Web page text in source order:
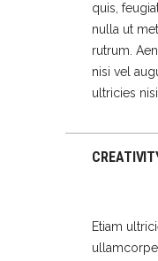
quis,
nulla ut
rutrum.
nisi vel
ultricies
Etiam